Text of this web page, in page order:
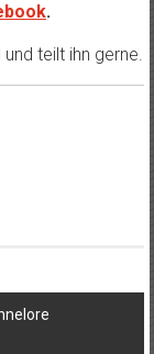
.
teilt ihn gerne.